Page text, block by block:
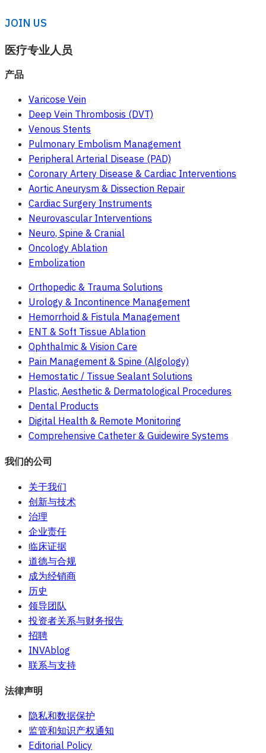
JOIN US
医疗专业人员
产品
Varicose Vein
Deep Vein Thrombosis (DVT)
Venous Stents
Pulmonary Embolism Management
Peripheral Arterial Disease (PAD)
Coronary Artery Disease & Cardiac Interventions
Aortic Aneurysm & Dissection Repair
Cardiac Surgery Instruments
Neurovascular Interventions
Neuro, Spine & Cranial
Oncology Ablation
Embolization
Orthopedic & Trauma Solutions
Urology & Incontinence Management
Hemorrhoid & Fistula Management
ENT & Soft Tissue Ablation
Ophthalmic & Vision Care
Pain Management & Spine (Algology)
Hemostatic / Tissue Sealant Solutions
Plastic, Aesthetic & Dermatological Procedures
Dental Products
Digital Health & Remote Monitoring
Comprehensive Catheter & Guidewire Systems
我们的公司
关于我们
创新与技术
治理
企业责任
临床证据
道德与合规
成为经销商
历史
领导团队
投资者关系与财务报告
招聘
INVAblog
联系与支持
法律声明
隐私和数据保护
监管和知识产权通知
Editorial Policy